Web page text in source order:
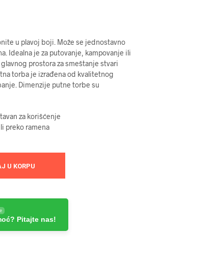
u plavoj boji. Može se jednostavno
Idealna je za putovanje, kampovanje ili
prostora za smeštanje stvari
torba je izrađena od kvalitetnog
Dimenzije putne torbe su
za korišćenje
preko ramena
U KORPU
Pitajte nas!